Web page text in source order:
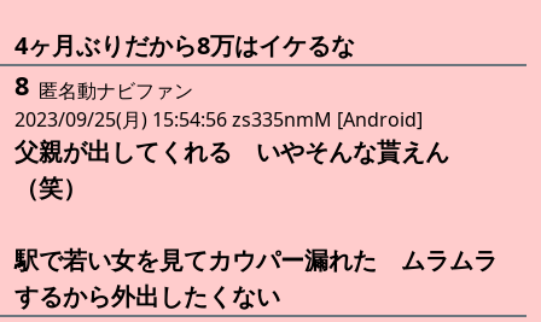
4ヶ月ぶりだから8万はイケるな
8 匿名動ナビファン
2023/09/25(月) 15:54:56 zs335nmM [Android]
父親が出してくれる いやそんな貰えん
（笑）
駅で若い女を見てカウパー漏れた ムラムラ
するから外出したくない